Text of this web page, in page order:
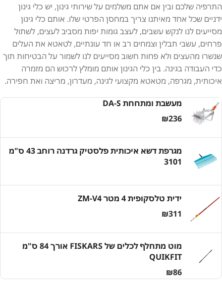
התרפיה שלכם ובין אם אתם משלמים על שירותי גינון, יש כלי גינון
ידניים שכל אחד מאיתנו צריך במחסן הפרטי שלו. אותם כלי גינון
מסייעים לנו לנקש עשבים, לעצב גומות יפות מסביב לעצים, לשתול
פרחים, עשבי תבלין וצמחים רב או חד עונתיים, לטאטא את העלים
שנשרו מהעצים ולא פחות חשוב מסייעים לנו לשמור על הבטיחות תוך
כדי העבודה בגינה. בין כלי הגינון אותם מומלץ לרכוש הם מזמרה
איכותית, מגרפה, מטאטא מקצועי לגינה, מעדרון, מריצה ואת חפירה.
מעשבת ומתחחת DA-S
₪236
מגרפת דשא איכותית פלסטיק גרדנה רוחב 43 ס"מ
3101
ידית טלסקופית 4 מטר ZM-V4
₪311
מוט מתחלף לכלים של FISKARS אורך 84 ס"מ
QUIKFIT
₪86